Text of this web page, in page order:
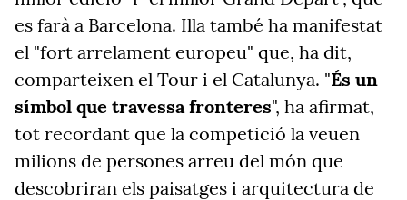
es farà a Barcelona. Illa també ha manifestat
el "fort arrelament europeu" que, ha dit,
comparteixen el Tour i el Catalunya. "És un
símbol que travessa fronteres", ha afirmat,
tot recordant que la competició la veuen
milions de persones arreu del món que
descobriran els paisatges i arquitectura de